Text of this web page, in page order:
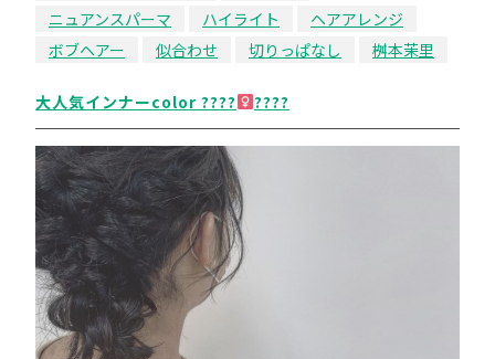
ニュアンスパーマ
ハイライト
ヘアアレンジ
ボブヘアー
似合わせ 切りっぱなし 桝本茉里
大人気インナーcolor ????‍ ????